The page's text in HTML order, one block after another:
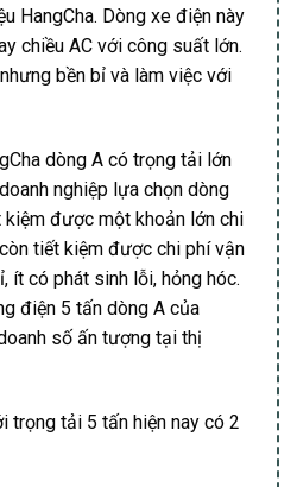
HangCha. Dòng xe điện này
chiều AC với công suất lớn.
bền bỉ và làm việc với
dòng A có trọng tải lớn
nghiệp lựa chọn dòng
được một khoản lớn chi
tiết kiệm được chi phí vận
ít có phát sinh lỗi, hỏng hóc.
điện 5 tấn dòng A của
số ấn tượng tại thị
trọng tải 5 tấn hiện nay có 2